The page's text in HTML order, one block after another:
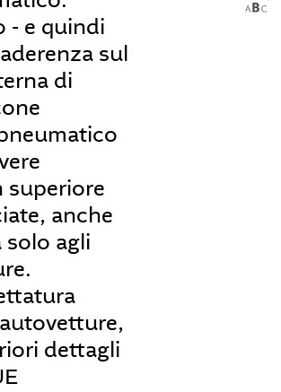
- e quindi
sul
di
superiore
anche
agli
dettagli